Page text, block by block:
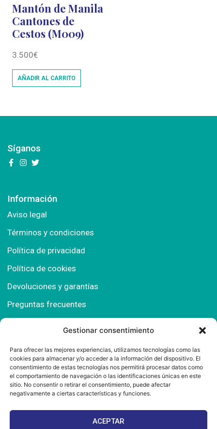
Gestionar consentimiento
Para ofrecer las mejores experiencias, utilizamos tecnologías como las
cookies para almacenar y/o acceder a la información del dispositivo. El
consentimiento de estas tecnologías nos permitirá procesar datos como
el comportamiento de navegación o las identificaciones únicas en este
sitio. No consentir o retirar el consentimiento, puede afectar
negativamente a ciertas características y funciones.
ACEPTAR
Mantón de Manila
Cantones de
Cestos (M009)
3.500€
AÑADIR AL CARRITO
Síganos
Información
Aviso legal
Términos y condiciones
Política de privacidad
Política de cookies
Devoluciones y garantías
Preguntas frecuentes
Polígono Comercial Urbisur (Cita previa) 11130
Chiclana de la Fra. (Cádiz)
667 457 908
info@mantonesdelsur.com